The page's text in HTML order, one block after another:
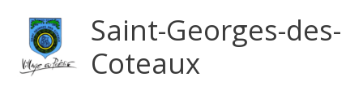
Saint-Georges-des-
Coteaux